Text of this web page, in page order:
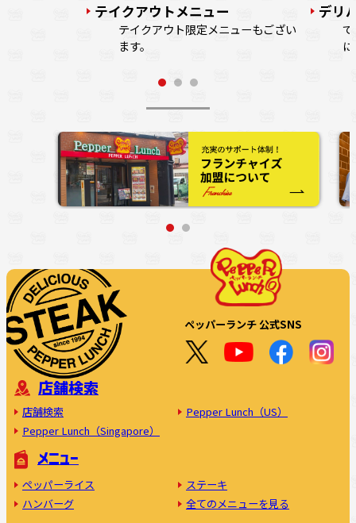
テイクアウトメニュー
テイクアウト限定メニューもござい
ます。
デリ
ペッパーランチ 公式SNS
店舗検索
店舗検索
Pepper Lunch（US）
Pepper Lunch（Singapore）
メニュー
ペッパーライス
ステーキ
ハンバーグ
全てのメニューを見る